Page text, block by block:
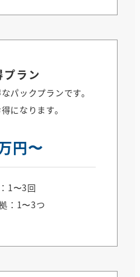
ラン
円〜
パックプランです。
になります。
1〜3回
：1〜3つ